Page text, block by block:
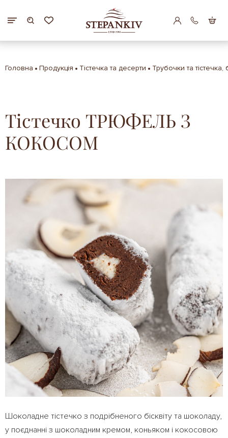
Головна Продукція Тістечка та десерти Трубочки та тістечка,
Тістечко ТРЮФЕЛЬ З
КОКОСОМ
Шоколадне тістечко з подрібненого бісквіту та шоколаду,
у поєднанні з шоколадним кремом, коньяком і кокосовою